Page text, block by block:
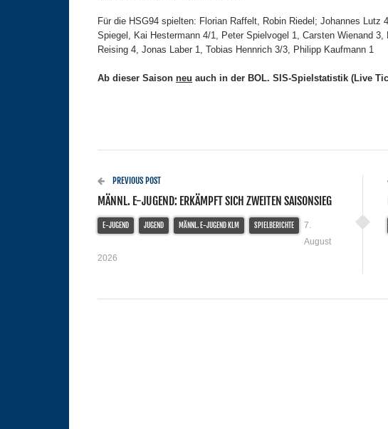
Für die HSG94 spielten: Florian Raffelt, Robin Riedel; Johannes Lutz
Spiegel, Kai Hestermann 4/1, Peter Spielvogel 1, Carsten Wienand 3,
Reising 4, Jonas Laber 1, Tobias Hennrich 3/3, Philipp Kaufmann 1
Ab dieser Saison neu auch in der BOL. SIS-Spielstatistik (Live
PREVIOUS POST
MÄNNL. E-JUGEND: ERKÄMPFT SICH ZWEITEN SAISONSIEG
E-JUGEND JUGEND MÄNNL. E-JUGEND KLM SPIELBERICHTE
7.
August
2026